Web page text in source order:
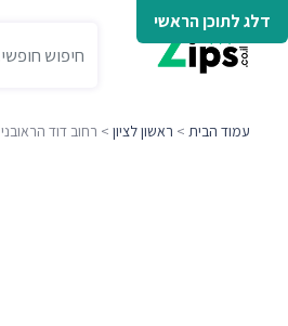
דלג לתוכן הראשי
עמוד הבית > ראשון לציון > רחוב דוד הראובני